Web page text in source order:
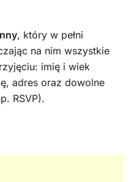
, który w pełni
na nim wszystkie
imię i wiek
adres oraz dowolne
RSVP).